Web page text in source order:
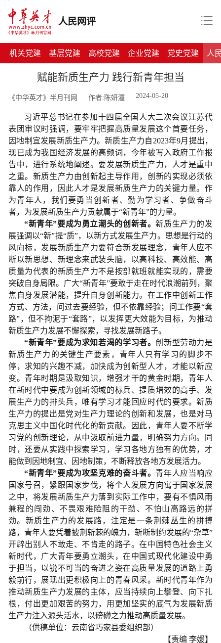
人民网评
机关党建 基层党建 高校党建 企业党建 党史党建 人
赋能新质生产力 践行新青年担当
《中华英才》半月刊网 作者:陈妍潼 2024-05-20
习近平总书记在参加十四届全国人大二次会议江苏代
表团审议时强调，要牢牢把握高质量发展这个首要任务，
因地制宜发展新质生产力。新质生产力自 2023年9月提出，
现已成为我 国 经济发展的高频词，今年被写入政府工作报
告中，进行系统地阐述。要发展新质生产力，人才是重中
之重。新质生产力由创新起主导作用，创新的实现必须依
靠人的作用，因此人才是发展新质生产力的关键力量。作
为青年人，我们要勇当创新者、勤为学习者、争做奋斗
者，为发展新质生产力贡献属于“新青年”的力量。
“新青年”要成为勇立潮头的创新者。新质生产力的发
展强调以“新”提“质”，以新方式发展生产力。思想是行动的
风向标，发展新质生产力要符合新发展理念，青年人应不
断以新思想、新理念来武装头脑，以高科技、高效能、高
质量为代表的新质生产力不是按部就班就能实现的，需要
突破自身局限。广大“新青年”要敢于走在时代浪潮前列，聚
焦自身发展潜能，提升自身创新能力。在工作中创新工作
方式、方法，问过去要经验，但不依靠经验；问工作要“套
路”，但不拘泥于“套路”，以发挥更大效能为目标，为推动
新质生产力发展不懈探索，寻找发展新路子。
“新青年”要成为求知若渴的学习者。创新型劳动力是
新质生产力的关键生产要素，青年人只有学习的脚步不
停，求知的兴趣不减，加快成为创新型人才，才能以新应
变。青年时期是汲取知识，增强才干的黄金时期，青年人
在新时代中要成为创新领域的标兵、提质增效的高手、发
展生产力的排头兵，唯有学习才能回应时代的要求。新质
生产力的提出是党对生产力理论的创新和发展，也是对马
克思主义中国化时代化的新贡献。因此，青年人要不断学
习党的创新理论，从中汲取前进力量，明确努力方向。同
时，还要从实践中探索学习，学习各地方独有的优势，才
能做到因地制宜、因地制策，不断释放各地方发展活力。
“新青年”要成为攻坚克难的奋斗者。 青年人应当响应
国家号召，紧跟国家步伐，将个人发展方向寓于国家发展
之中，将发展新质生产力落到实际工作中，要有不惧风雨
兼程的闯劲、不畏艰难险阻的干劲、不怕山高路远的拼
劲。新质生产力的发展路，注定是一条荆棘丛生的拼搏
路，青年人要凭着披荆斩棘的魄力，斩断制约发展的“杂草”
开辟出别人不敢走、不肯走的路子。在中国特色社会主义
新时代，广大青年要勇立潮头，在中国式现代化建设中勇
于担当，以锐不可当的奋进之姿在高质量发展的道路上勇
毅前行，展现出更积极向上的青春风采。新时代青年作为
推动新质生产力发展的主体，应当持续向上攀登、向下扎
根，付出更加艰苦的努力，用更加坚实的底气为发展新质
生产力注入源头活水，以磅礴之力推动高质量发展。
（供稿单位：云南省巧家县委组织部）
【责编 李媛】